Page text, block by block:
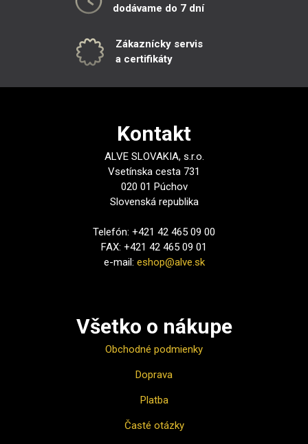
dodávame do 7 dní
Zákaznícky servis
a certifikáty
Kontakt
ALVE SLOVAKIA, s.r.o.
Vsetínska cesta 731
020 01 Púchov
Slovenská republika
Telefón: +421 42 465 09 00
FAX: +421 42 465 09 01
e-mail: eshop@alve.sk
Všetko o nákupe
Obchodné podmienky
Doprava
Platba
Časté otázky